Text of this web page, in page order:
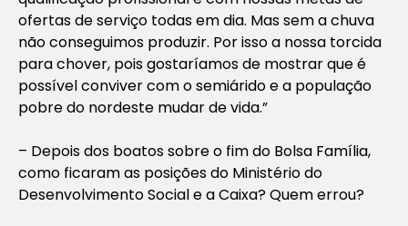
ofertas de serviço todas em dia. Mas sem a chuva
não conseguimos produzir. Por isso a nossa torcida
para chover, pois gostaríamos de mostrar que é
possível conviver com o semiárido e a população
pobre do nordeste mudar de vida.”
– Depois dos boatos sobre o fim do Bolsa Família,
como ficaram as posições do Ministério do
Desenvolvimento Social e a Caixa? Quem errou?